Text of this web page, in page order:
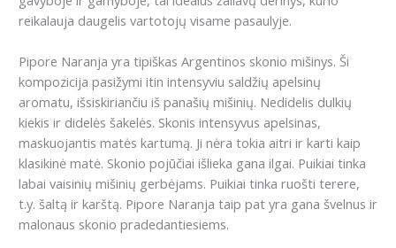
reikalauja daugelis vartotojų visame pasaulyje.
Pipore Naranja yra tipiškas Argentinos skonio mišinys. Ši
kompozicija pasižymi itin intensyviu saldžių apelsinų
aromatu, išsiskiriančiu iš panašių mišinių. Nedidelis dulkių
kiekis ir didelės šakelės. Skonis intensyvus apelsinas,
maskuojantis matės kartumą. Ji nėra tokia aitri ir karti kaip
klasikinė matė. Skonio pojūčiai išlieka gana ilgai. Puikiai tinka
labai vaisinių mišinių gerbėjams. Puikiai tinka ruošti terere,
t.y. šaltą ir karštą. Pipore Naranja taip pat yra gana švelnus ir
malonaus skonio pradedantiesiems.